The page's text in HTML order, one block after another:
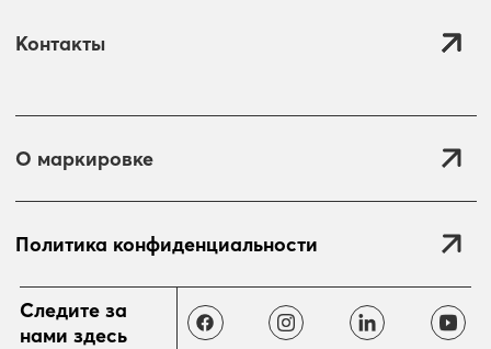
Контакты
О маркировке
Политика конфиденциальности
Следите за
нами здесь